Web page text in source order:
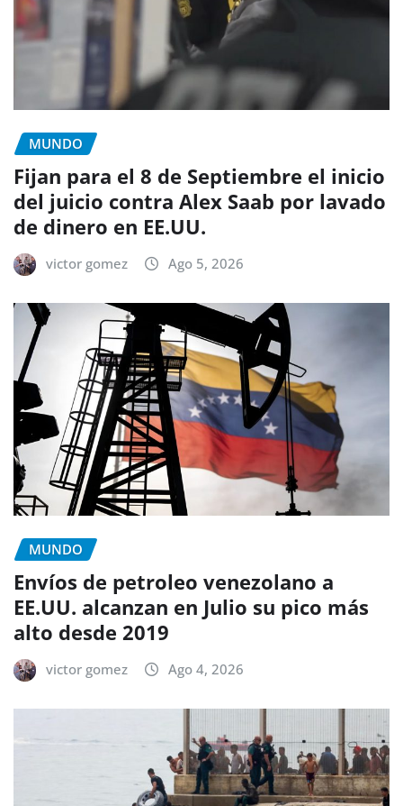
MUNDO
Fijan para el 8 de Septiembre el inicio
del juicio contra Alex Saab por lavado
de dinero en EE.UU.
victor gomez Ago 5, 2026
MUNDO
Envíos de petroleo venezolano a
EE.UU. alcanzan en Julio su pico más
alto desde 2019
victor gomez Ago 4, 2026